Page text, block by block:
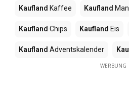
Kaufland Kaffee Kaufland
Kaufland Chips Kaufland Eis
Kaufland Adventskalender
WERBUNG